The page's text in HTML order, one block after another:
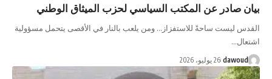
بيان صادر عن المكتب السياسي لحزب الميثاق الوطني
القدس ليست ساحةً للاستفزاز… ومن يلعب بالنار في الأقصى يتحمل مسؤولية
اشتعال…
dawoud 26 يوليو، 2026